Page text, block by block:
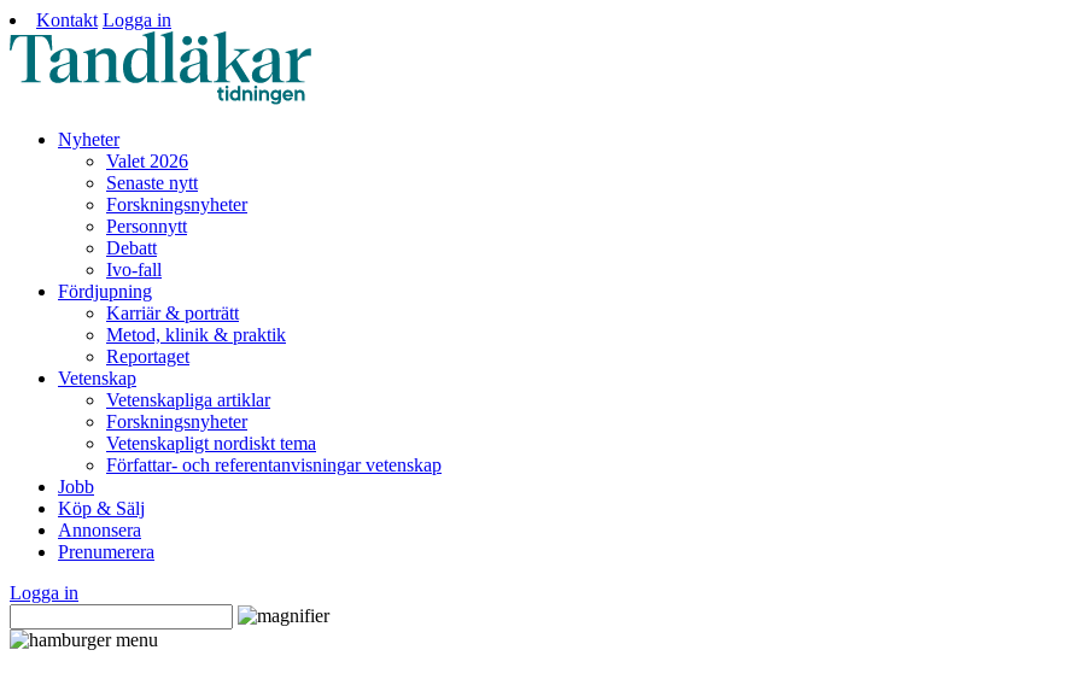
Kontakt Logga in
Nyheter
Valet 2026
Senaste nytt
Forskningsnyheter
Personnytt
Debatt
Ivo-fall
Fördjupning
Karriär & porträtt
Metod, klinik & praktik
Reportaget
Vetenskap
Vetenskapliga artiklar
Forskningsnyheter
Vetenskapligt nordiskt tema
Författar- och referentanvisningar vetenskap
Jobb
Köp & Sälj
Annonsera
Prenumerera
Logga in